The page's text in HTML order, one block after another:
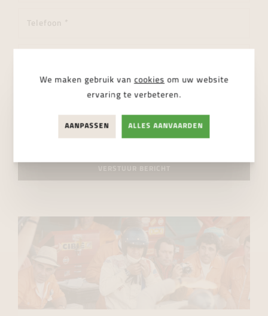
Ik ga akkoord met deprivacy regelgeving
VERSTUUR BERICHT
We maken gebruik van cookies om uw website
ervaring te verbeteren.
AANPASSEN ALLES AANVAARDEN